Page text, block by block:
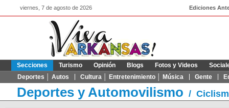
viernes, 7 de agosto de 2026 Ediciones
Secciones
Deportes │ Autos
Cultura │ Entretenimiento │ Música Gente
Turismo Opinión Blogs Fotos y Videos
Deportes y Automovilismo /